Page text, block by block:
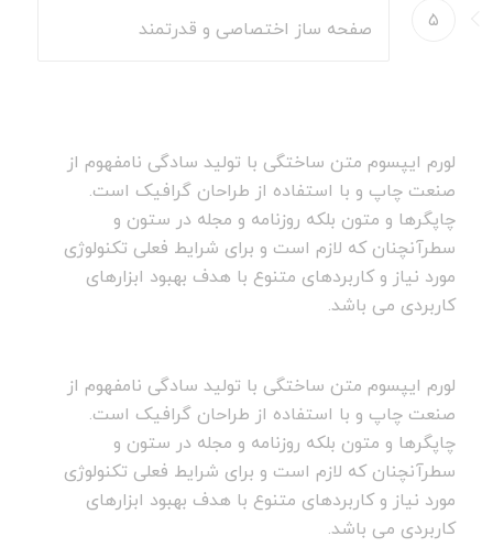
۵ صفحه ساز اختصاصی و قدرتمند
لورم ایپسوم متن ساختگی با تولید سادگی نامفهوم از
صنعت چاپ و با استفاده از طراحان گرافیک است.
چاپگرها و متون بلکه روزنامه و مجله در ستون و
سطرآنچنان که لازم است و برای شرایط فعلی تکنولوژی
مورد نیاز و کاربردهای متنوع با هدف بهبود ابزارهای
کاربردی می باشد.
لورم ایپسوم متن ساختگی با تولید سادگی نامفهوم از
صنعت چاپ و با استفاده از طراحان گرافیک است.
چاپگرها و متون بلکه روزنامه و مجله در ستون و
سطرآنچنان که لازم است و برای شرایط فعلی تکنولوژی
مورد نیاز و کاربردهای متنوع با هدف بهبود ابزارهای
کاربردی می باشد.